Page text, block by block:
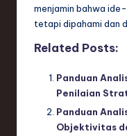
menjamin bahwa
tetapi dipahami dan
Related Posts:
Panduan
Penilaian
Panduan
Objektivitas